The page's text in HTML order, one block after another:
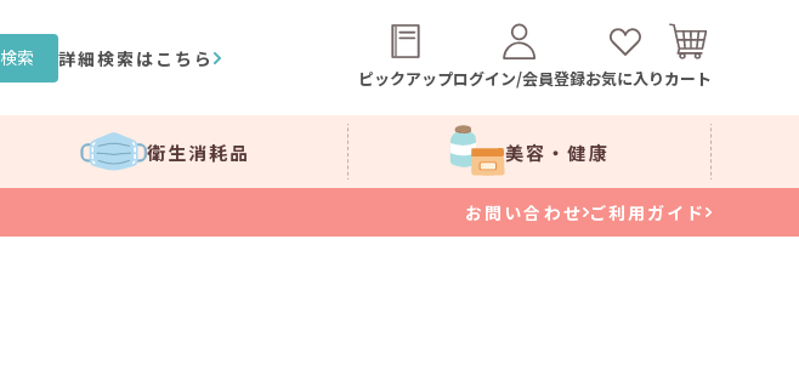
検索 詳細検索はこちら
ピックアップログイン/会員登録お気に入りカート
衛生消耗品 美容・健康
お問い合わせ ご利用ガイド